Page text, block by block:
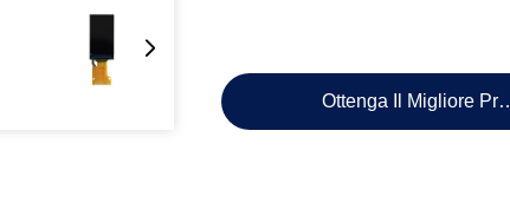
Ottenga Il Migliore